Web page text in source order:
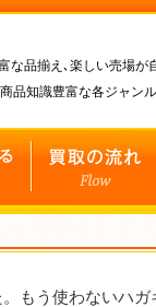
な品揃え､楽しい売場が
品知識豊富な各ジャン
もう使わないハガ